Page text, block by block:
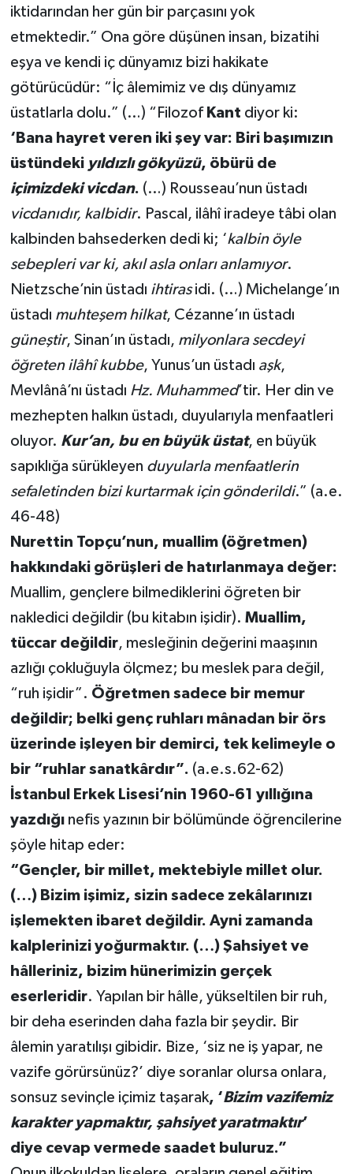
iktidarından her gün bir parçasını yok
etmektedir.” Ona göre düşünen insan, bizatihi
eşya ve kendi iç dünyamız bizi hakikate
götürücüdür: “İç âlemimiz ve dış dünyamız
üstatlarla dolu.” (…) “Filozof Kant diyor ki:
‘Bana hayret veren iki şey var: Biri başımızın
üstündeki yıldızlı gökyüzü, öbürü de
içimizdeki vicdan. (…) Rousseau’nun üstadı
vicdanıdır, kalbidir. Pascal, ilâhî iradeye tâbi olan
kalbinden bahsederken dedi ki; ‘kalbin öyle
sebepleri var ki, akıl asla onları anlamıyor.
Nietzsche’nin üstadı ihtirasidi. (…) Michelange’ın
üstadı muhteşem hilkat, Cézanne’ın üstadı
güneştir, Sinan’ın üstadı, milyonlara secdeyi
öğreten ilâhî kubbe, Yunus’un üstadı aşk,
Mevlânâ’nı üstadı Hz. Muhammed’tir. Her din ve
mezhepten halkın üstadı, duyularıyla menfaatleri
oluyor. Kur’an, bu en büyük üstat, en büyük
sapıklığa sürükleyen duyularla menfaatlerin
sefaletinden bizi kurtarmak için gönderildi.” (a.e.
46-48)
Nurettin Topçu’nun, muallim (öğretmen)
hakkındaki görüşleri de hatırlanmaya değer:
Muallim, gençlere bilmediklerini öğreten bir
nakledici değildir (bu kitabın işidir). Muallim,
tüccar değildir, mesleğinin değerini maaşının
azlığı çokluğuyla ölçmez; bu meslek para değil,
“ruh işidir”. Öğretmen sadece bir memur
değildir; belki genç ruhları mânadan bir örs
üzerinde işleyen bir demirci, tek kelimeyle o
bir “ruhlar sanatkârdır”. (a.e.s.62-62)
İstanbul Erkek Lisesi’nin 1960-61 yıllığına
yazdığı nefis yazının bir bölümünde öğrencilerine
şöyle hitap eder:
“Gençler, bir millet, mektebiyle millet olur.
(…) Bizim işimiz, sizin sadece zekâlarınızı
işlemekten ibaret değildir. Ayni zamanda
kalplerinizi yoğurmaktır. (…) Şahsiyet ve
hâlleriniz, bizim hünerimizin gerçek
eserleridir. Yapılan bir hâlle, yükseltilen bir ruh,
bir deha eserinden daha fazla bir şeydir. Bir
âlemin yaratılışı gibidir. Bize, ‘siz ne iş yapar, ne
vazife görürsünüz?’ diye soranlar olursa onlara,
sonsuz sevinçle içimiz taşarak, ‘Bizim vazifemiz
karakter yapmaktır, şahsiyet yaratmaktır’
diye cevap vermede saadet buluruz.”